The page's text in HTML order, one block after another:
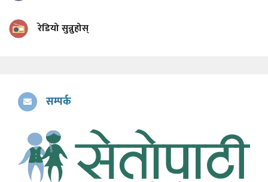
रेडियो सुन्नुहोस्
सम्पर्क